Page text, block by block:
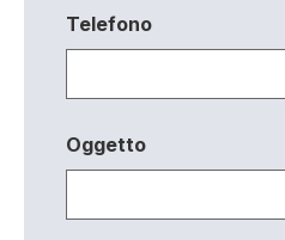
Telefono
Oggetto